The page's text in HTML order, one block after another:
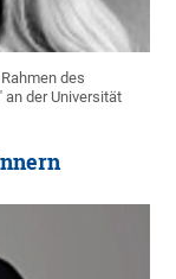
des
der Universität